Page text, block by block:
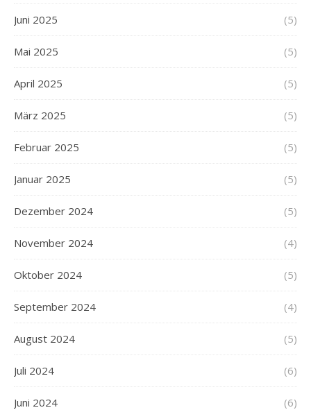
Juni 2025 (5)
Mai 2025 (5)
April 2025 (5)
März 2025 (5)
Februar 2025 (5)
Januar 2025 (5)
Dezember 2024 (5)
November 2024 (4)
Oktober 2024 (5)
September 2024 (4)
August 2024 (5)
Juli 2024 (6)
Juni 2024 (6)